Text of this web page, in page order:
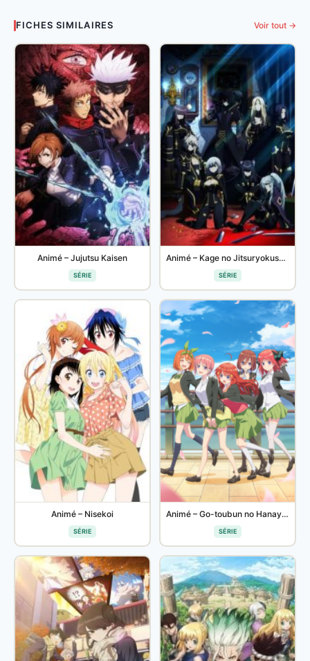
FICHES SIMILAIRES Voir tout →
Animé – Jujutsu Kaisen
SÉRIE
Animé – Kage no Jitsuryokusha ni Naritakute!
SÉRIE
Animé – Nisekoi
SÉRIE
Animé – Go-toubun no Hanayome ∬
SÉRIE